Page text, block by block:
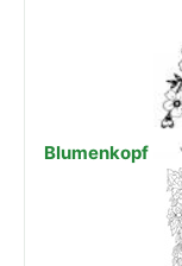
Blumenkopf